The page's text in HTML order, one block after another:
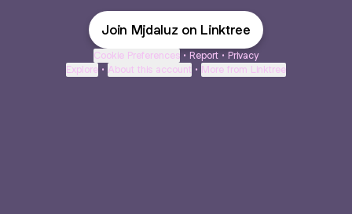
Join Mjdaluz on Linktree
Cookie Preferences • Report • Privacy
Explore • About this account • More from Linktree